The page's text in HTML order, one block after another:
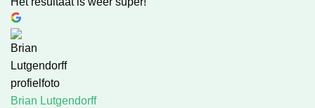
Brian Lutgendorff